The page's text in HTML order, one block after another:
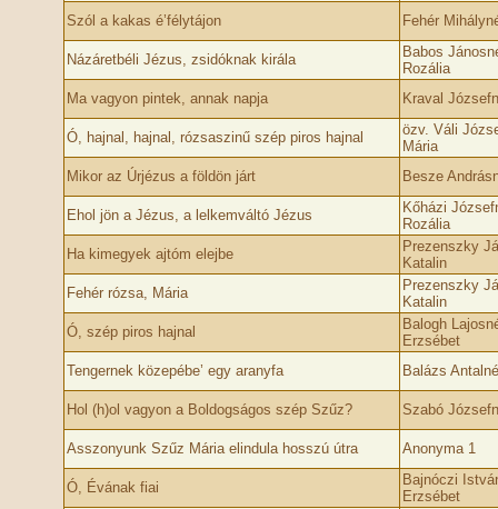
Szól a kakas é’félytájon
Fehér
Názáretbéli Jézus, zsidóknak királa
Babos
Rozália
Ma vagyon pintek, annak napja
Kraval
Ó, hajnal, hajnal, rózsaszinű szép piros hajnal
özv. Váli
Mária
Mikor az Úrjézus a földön járt
Besze
Ehol jön a Jézus, a lelkemváltó Jézus
Kőházi
Rozália
Ha kimegyek ajtóm elejbe
Prezenszky
Katalin
Fehér rózsa, Mária
Prezenszky
Katalin
Ó, szép piros hajnal
Balogh
Erzsébet
Tengernek közepébe’ egy aranyfa
Balázs
Hol (h)ol vagyon a Boldogságos szép Szűz? Szabó
Asszonyunk Szűz Mária elindula hosszú útra Anonyma 1
Ó, Évának fiai
Bajnóczi
Erzsébet